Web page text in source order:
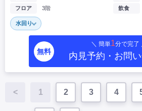
フロア
3階
飲食
水回り
無料
＼ 簡単1分で完了
内見予約・お問
< 1 2 3 4